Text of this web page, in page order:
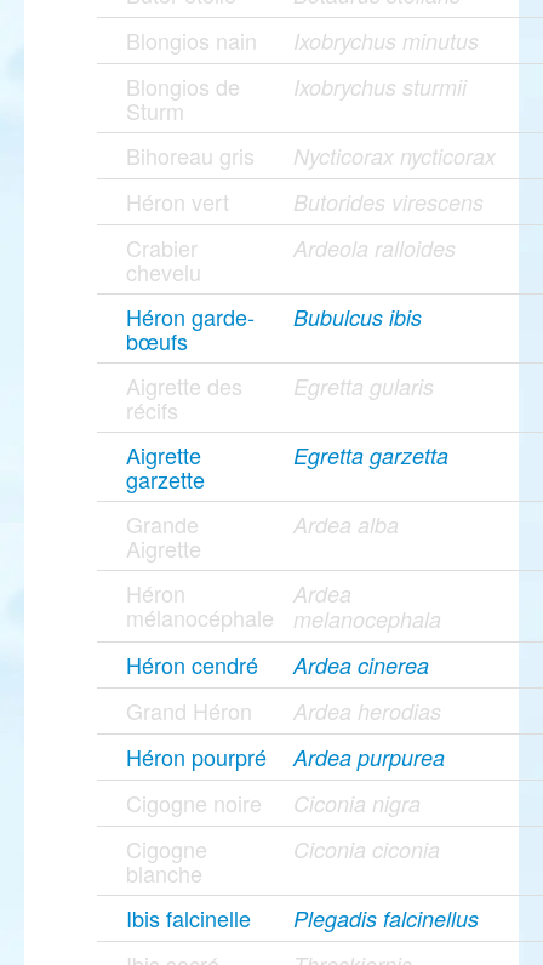
Blongios nain Ixobrychus minutus
Blongios de
Sturm
Ixobrychus sturmii
Bihoreau gris Nycticorax nycticorax
Héron vert Butorides virescens
Crabier
chevelu
Ardeola ralloides
Héron garde-
bœufs
Bubulcus ibis
Aigrette des
récifs
Egretta gularis
Aigrette
garzette
Egretta garzetta
Grande
Aigrette
Ardea alba
Héron
mélanocéphale
Ardea
melanocephala
Héron cendré Ardea cinerea
Grand Héron Ardea herodias
Héron pourpré Ardea purpurea
Cigogne noire Ciconia nigra
Cigogne
blanche
Ciconia ciconia
Ibis falcinelle Plegadis falcinellus